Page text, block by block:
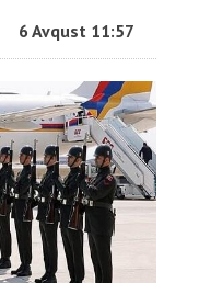
6 Avqust 11:57